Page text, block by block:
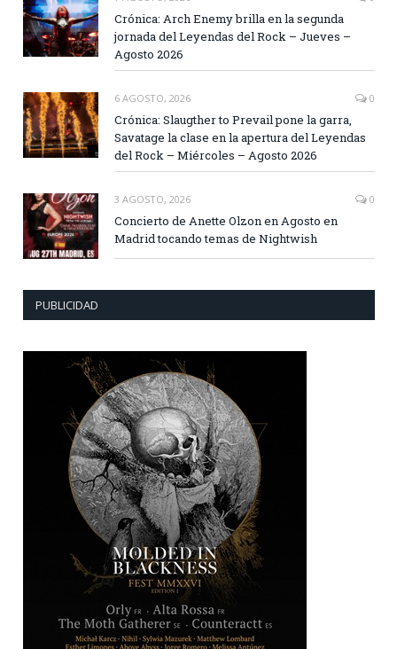
Crónica: Arch Enemy brilla en la segunda
jornada del Leyendas del Rock – Jueves –
Agosto 2026
6 AGOSTO, 2026 0
Crónica: Slaugther to Prevail pone la garra,
Savatage la clase en la apertura del Leyendas
del Rock – Miércoles – Agosto 2026
3 AGOSTO, 2026 0
Concierto de Anette Olzon en Agosto en
Madrid tocando temas de Nightwish
PUBLICIDAD